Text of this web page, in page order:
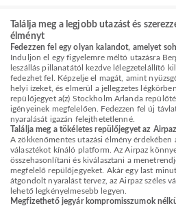
Találja meg a legjobb utazást és
élményt
Fedezzen fel egy olyan kalandot, amelyet
Induljon el egy figyelemre méltó utazásra
leszállás pillanatától kezdve lélegzetelállító
fedezhet fel. Képzelje el magát, amint
helyi ízeket, és elmerül a jellegzetes
repülőjegyet a(z) Stockholm Arlanda
igényeinek megfelelően. Fedezzen fel új
nyaralását igazán felejthetetlenné.
Találja meg a tökéletes repülőjegyet az Airpaz
A zökkenőmentes utazási élmény
választékot kínáló platform. Az Airpaz
összehasonlítani és kiválasztani a
megfelelő repülőjegyeket. Akár egy last
átgondolt nyaralást tervez, az Airpaz széles
lehető legkényelmesebb legyen.
Megfizethető jegyár kompromisszumok